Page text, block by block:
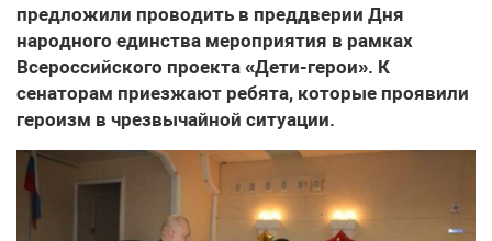
предложили проводить в преддверии Дня
народного единства мероприятия в рамках
Всероссийского проекта «Дети-герои». К
сенаторам приезжают ребята, которые проявили
героизм в чрезвычайной ситуации.